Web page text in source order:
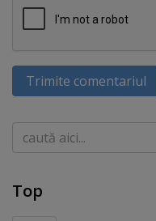
Trimite comentariul
Caută
Top